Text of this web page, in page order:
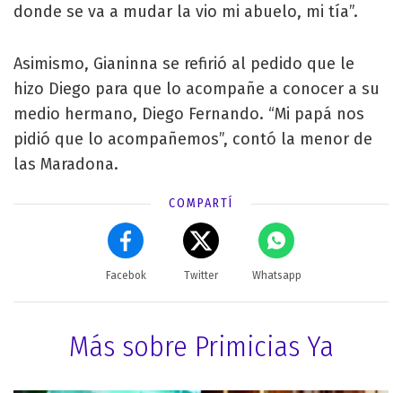
donde se va a mudar la vio mi abuelo, mi tía”.
Asimismo, Gianinna se refirió al pedido que le
hizo Diego para que lo acompañe a conocer a su
medio hermano, Diego Fernando. “Mi papá nos
pidió que lo acompañemos”, contó la menor de
las Maradona.
COMPARTÍ
Facebok Twitter Whatsapp
Más sobre Primicias Ya